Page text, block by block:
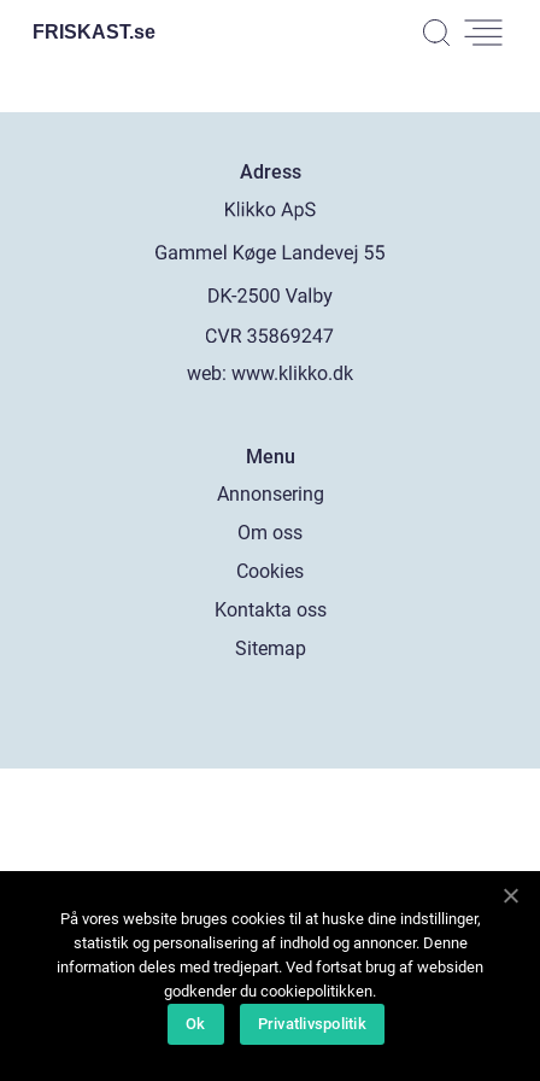
FRISKAST.se
Adress
web: www.klikko.dk
Menu
Annonsering
Om oss
Cookies
Kontakta oss
Sitemap
På vores website bruges cookies til at huske dine indstillinger,
statistik og personalisering af indhold og annoncer. Denne
information deles med tredjepart. Ved fortsat brug af websiden
godkender du cookiepolitikken.
Ok
Privatlivspolitik